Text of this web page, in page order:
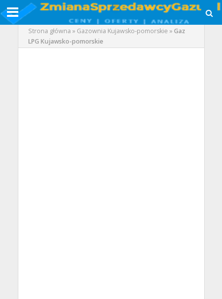
Strona główna » Gazownia Kujawsko-pomorskie »Gaz
LPG Kujawsko-pomorskie